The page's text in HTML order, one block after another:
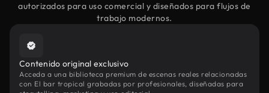
autorizados para uso comercial y diseñados para flujos de
trabajo modernos.
Contenido original exclusivo
Acceda a una biblioteca premium de escenas reales relacionadas
con El bar tropical grabadas por profesionales, diseñadas para